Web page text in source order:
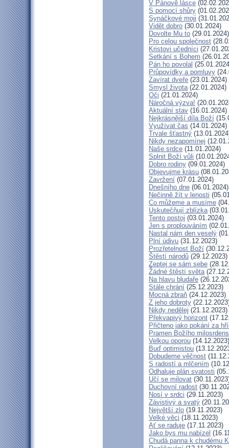
V Pánově lásce
S pomocí shůry
Synáčkové moji
Vidět dobro (30.01.2024)
Dovolte Mu to (29.01.2024)
Pro celou společnost
Kristovi učedníci
Setkání s Bohem
Pán ho povolal
Průpovídky a pomluvy
Zavírat dveře (23.01.2024)
Smysl života(22.01.2024)
Oči (21.01.2024)
Náročná výzva!
Aktuální stav (16.01.2024)
Nejkrásnější díla Boží
Využívat čas (14.01.2024)
Trvale šťastný
Nikdy nezapomínej
Naše srdce (11.01.2024)
Splnit Boží vůli
Dobro rodiny (09.01.2024)
Objevujme krásu
Zavržení (07.01.2024)
Dnešního dne (06.01.2024)
Nečinně žít v lenosti
Co můžeme a musíme
Uskutečňují zblízka
Tento postoj (03.01.2024)
Jen s proplouváním
Nastal nám den veselý
Plní údivu (31.12.2023)
Prozřetelnost Boží
Štěstí národů (29.12.2023)
Zeptej se sám sebe
Žádné štěstí světa
Na hlavu bludaře
Stále chrání (25.12.2023)
Mocná zbraň (24.12.2023)
Z jeho dobroty
Nikdy nedělej (21.12.2023)
Překvapivý horizont
Přičteno jako pokání za
Pramen Božího
Velkou oporou (14.12.2023)
Buď optimistou
Dobudeme věčnost
S radostí a mlčením
Odhaluje plán svatosti
Učí se milovat
Duchovní radost
Nosí v srdci (29.11.2023)
Závistivý a svatý
Největší zlo (19.11.2023)
Velké věci (18.11.2023)
Ať se raduje (17.11.2023)
Jako bys mu nabízel
Chudá panna k chudému